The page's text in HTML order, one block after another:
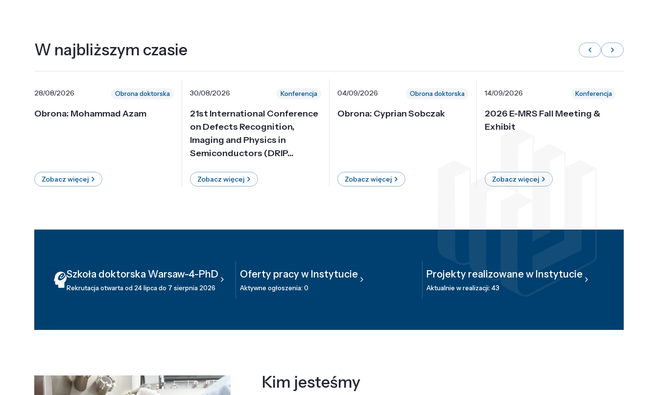
W najbliższym czasie
28/08/2026 Obrona doktorska
Obrona: Mohammad Azam
Zobacz więcej
30/08/2026 Konferencja
21st International Conference
on Defects Recognition,
Imaging and Physics in
Semiconductors (DRIP...
Zobacz więcej
04/09/2026 Obrona doktorska
Obrona: Cyprian Sobczak
Zobacz więcej
14/09/2026 Konferencja
2026 E-MRS Fall Meeting &
Exhibit
Zobacz więcej
Szkoła doktorska Warsaw-4-PhD
Rekrutacja otwarta od 24 lipca do 7 sierpnia 2026
Oferty pracy w Instytucie
Aktywne ogłoszenia: 0
Projekty realizowane w Instytucie
Aktualnie w realizacji: 43
Kim jesteśmy